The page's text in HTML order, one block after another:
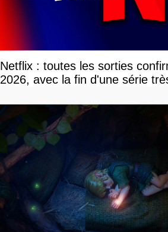
Netflix : toutes les sorties
2026, avec la fin d'une série